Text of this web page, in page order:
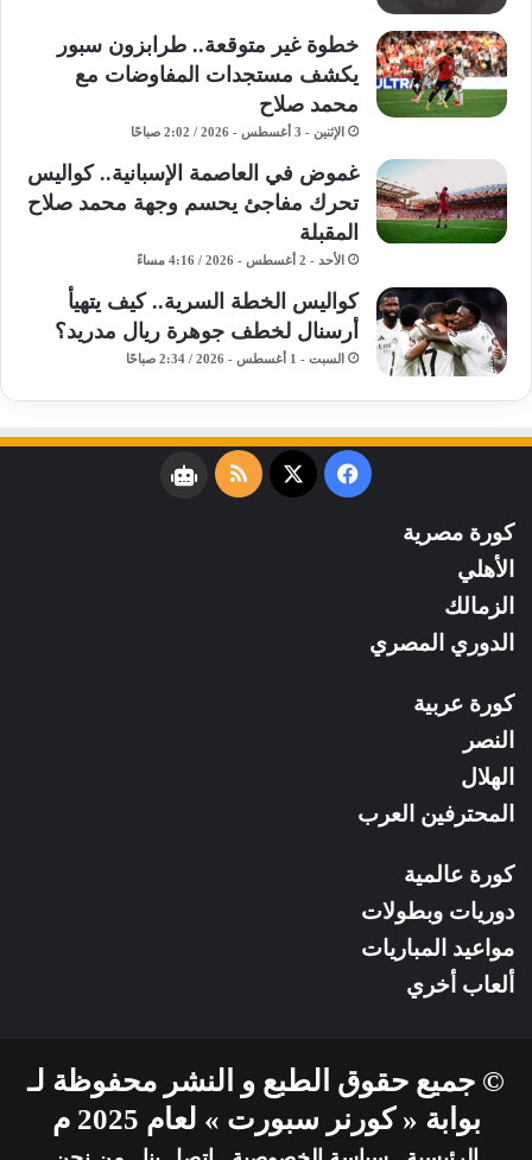
خطوة غير متوقعة.. طرابزون سبور
يكشف مستجدات المفاوضات مع
محمد صلاح
الإثنين - 3 أغسطس - 2026 / 2:02 صباحًا
غموض في العاصمة الإسبانية.. كواليس
تحرك مفاجئ يحسم وجهة محمد صلاح
المقبلة
الأحد - 2 أغسطس - 2026 / 4:16 مساءً
كواليس الخطة السرية.. كيف يتهيأ
أرسنال لخطف جوهرة ريال مدريد؟
السبت - 1 أغسطس - 2026 / 2:34 صباحًا
فيسبوك
‫X
ملخصنبض
كورة مصرية
الأهلي
الزمالك
الدوري المصري
كورة عربية
النصر
الهلال
المحترفين العرب
كورة عالمية
دوريات وبطولات
مواعيد المباريات
ألعاب أخري
© جميع حقوق الطبع و النشر محفوظة لـ
بوابة « كورنر سبورت » لعام 2025 م